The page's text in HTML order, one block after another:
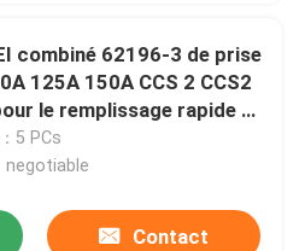
combiné 62196-3 de prise
125A 150A CCS 2 CCS2
le remplissage rapide de
5 PCs
negotiable
Contact